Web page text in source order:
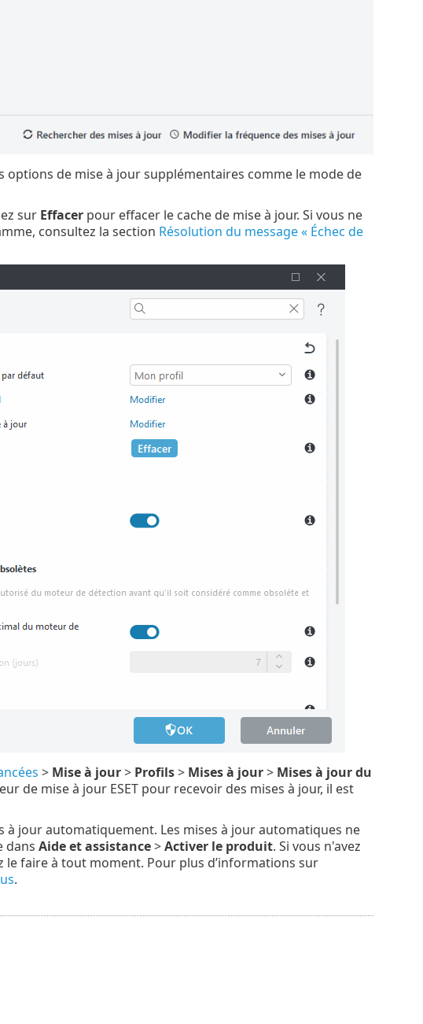
de mise à jour supplémentaires comme le mode de
sur Effacerpour effacer le cache de mise à jour. Si vous ne
consultez la section Résolution du message « Échec de
> Mise à jour> Profils> Mises à jour> Mises à jour du
de mise à jour ESET pour recevoir des mises à jour, il est
jour automatiquement. Les mises à jour automatiques ne
dans Aide et assistance>Activer le produit. Si vous n'avez
faire à tout moment. Pour plus d’informations sur
.